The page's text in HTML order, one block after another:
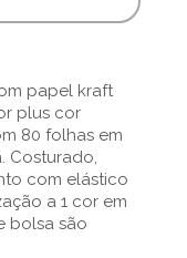
papel kraft
plus cor
80 folhas em
Costurado,
com elástico
a 1 cor em
bolsa são